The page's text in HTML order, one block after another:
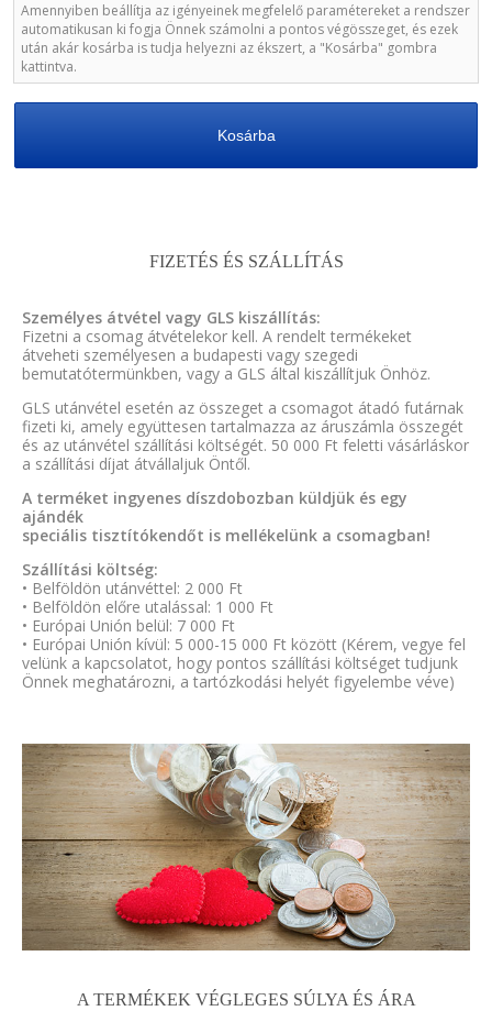
Amennyiben beállítja az igényeinek megfelelő paramétereket a rendszer
automatikusan ki fogja Önnek számolni a pontos végösszeget, és ezek
után akár kosárba is tudja helyezni az ékszert, a "Kosárba" gombra
kattintva.
Kosárba
FIZETÉS ÉS SZÁLLÍTÁS
Személyes átvétel vagy GLS kiszállítás:
Fizetni a csomag átvételekor kell. A rendelt termékeket
átveheti személyesen a budapesti vagy szegedi
bemutatótermünkben, vagy a GLS által kiszállítjuk Önhöz.
GLS utánvétel esetén az összeget a csomagot átadó futárnak
fizeti ki, amely együttesen tartalmazza az áruszámla összegét
és az utánvétel szállítási költségét. 50 000 Ft feletti vásárláskor
a szállítási díjat átvállaljuk Öntől.
A terméket ingyenes díszdobozban küldjük és egy
ajándék
speciális tisztítókendőt is mellékelünk a csomagban!
Szállítási költség:
• Belföldön utánvéttel: 2 000 Ft
• Belföldön előre utalással: 1 000 Ft
• Európai Unión belül: 7 000 Ft
• Európai Unión kívül: 5 000-15 000 Ft között (Kérem, vegye fel
velünk a kapcsolatot, hogy pontos szállítási költséget tudjunk
Önnek meghatározni, a tartózkodási helyét figyelembe véve)
A TERMÉKEK VÉGLEGES SÚLYA ÉS ÁRA